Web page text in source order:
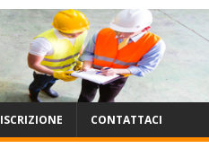
ISCRIZIONE CONTATTACI